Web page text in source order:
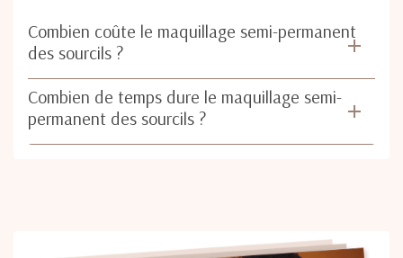
Combien coûte le maquillage semi-permanent
des sourcils ?
Combien de temps dure le maquillage semi-
permanent des sourcils ?